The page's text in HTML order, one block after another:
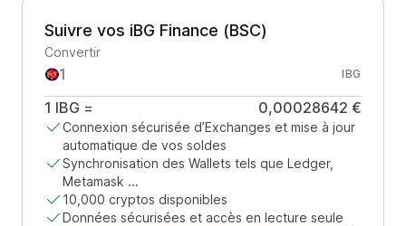
Suivre vos iBG Finance (BSC)
Convertir
IBG
1 IBG = 0,00028642 €
Connexion sécurisée d’Exchanges et mise à jour
automatique de vos soldes
Synchronisation des Wallets tels que Ledger,
Metamask ...
10,000 cryptos disponibles
Données sécurisées et accès en lecture seule